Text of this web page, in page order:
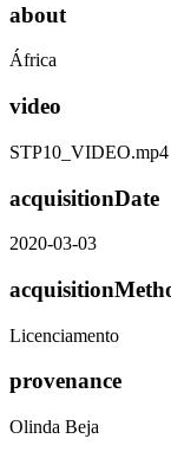
about
África
video
STP10_VIDEO.mp4
acquisitionDate
2020-03-03
Licenciamento
provenance
Olinda Beja